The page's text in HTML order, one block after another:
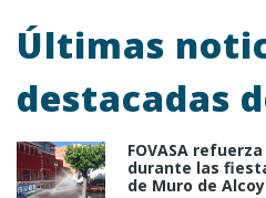
Últimas
destacadas
FOVASA
durante las
de Muro de Alcoy